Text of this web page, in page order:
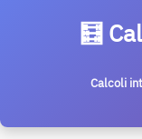
🧮
Calcoli